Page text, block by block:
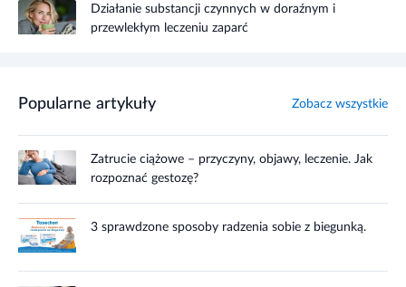
Działanie substancji czynnych w doraźnym i
przewlekłym leczeniu zaparć
Popularne artykuły Zobacz wszystkie
Zatrucie ciążowe – przyczyny, objawy, leczenie. Jak
rozpoznać gestozę?
3 sprawdzone sposoby radzenia sobie z biegunką.